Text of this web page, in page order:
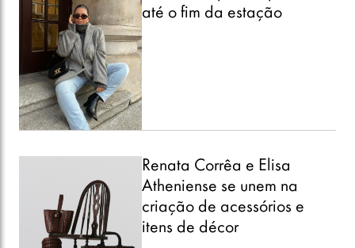
até o fim da estação
Renata Corrêa e Elisa
Atheniense se unem na
criação de acessórios e
itens de décor